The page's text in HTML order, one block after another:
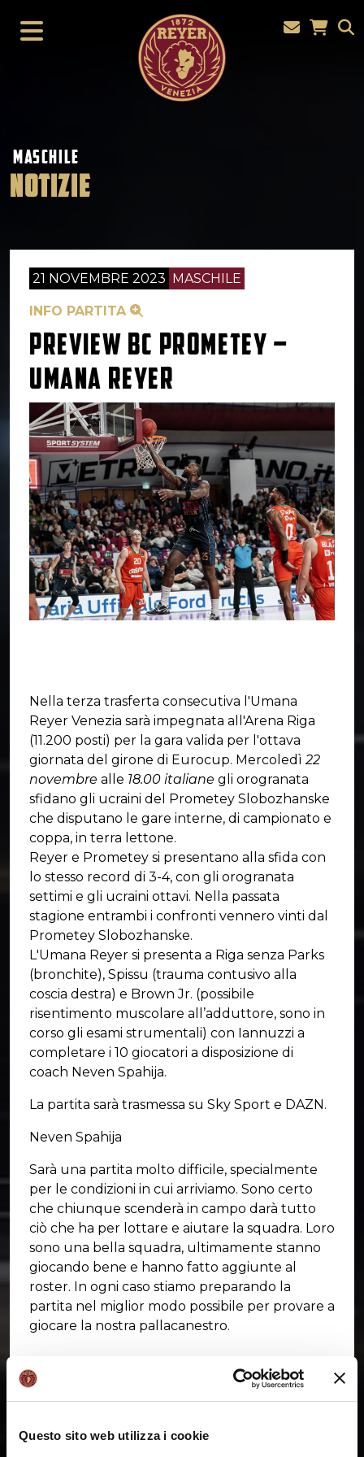
Questo sito web utilizza i cookie
MASCHILE
NOTIZIE
21 NOVEMBRE 2023 MASCHILE
INFO PARTITA
PREVIEW BC PROMETEY –
UMANA REYER
Nella terza trasferta consecutiva l'Umana
Reyer Venezia sarà impegnata all'Arena Riga
(11.200 posti) per la gara valida per l'ottava
giornata del girone di Eurocup. Mercoledì 22
novembre alle 18.00 italiane gli orogranata
sfidano gli ucraini del Prometey Slobozhanske
che disputano le gare interne, di campionato e
coppa, in terra lettone.
Reyer e Prometey si presentano alla sfida con
lo stesso record di 3-4, con gli orogranata
settimi e gli ucraini ottavi. Nella passata
stagione entrambi i confronti vennero vinti dal
Prometey Slobozhanske.
L'Umana Reyer si presenta a Riga senza Parks
(bronchite), Spissu (trauma contusivo alla
coscia destra) e Brown Jr. (possibile
risentimento muscolare all’adduttore, sono in
corso gli esami strumentali) con Iannuzzi a
completare i 10 giocatori a disposizione di
coach Neven Spahija.
La partita sarà trasmessa su Sky Sport e DAZN.
Neven Spahija
Sarà una partita molto difficile, specialmente
per le condizioni in cui arriviamo. Sono certo
che chiunque scenderà in campo darà tutto
ciò che ha per lottare e aiutare la squadra. Loro
sono una bella squadra, ultimamente stanno
giocando bene e hanno fatto aggiunte al
roster. In ogni caso stiamo preparando la
partita nel miglior modo possibile per provare a
giocare la nostra pallacanestro.
SHARE: